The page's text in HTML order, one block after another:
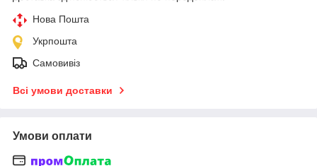
Нова Пошта
Укрпошта
Самовивіз
Всі умови доставки
Умови оплати